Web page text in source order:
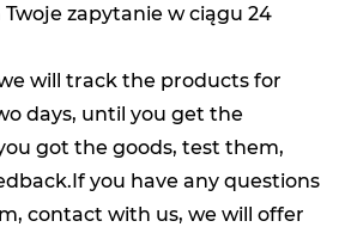
zapytanie w ciągu 24
will track the products for
days, until you get the
got the goods, test them,
you have any questions
contact with us, we will offer